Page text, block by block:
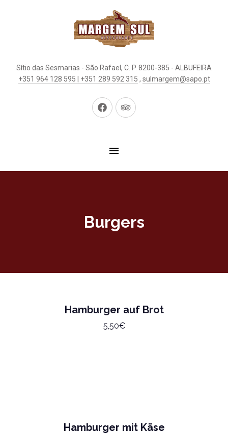
Sítio das Sesmarias - São Rafael, C. P. 8200-385 - ALBUFEIRA
+351 964 128 595 | +351 289 592 315 , sulmargem@sapo.pt
Neues Neues
Burgers
Hamburger auf Brot
5,50€
Hamburger mit Käse